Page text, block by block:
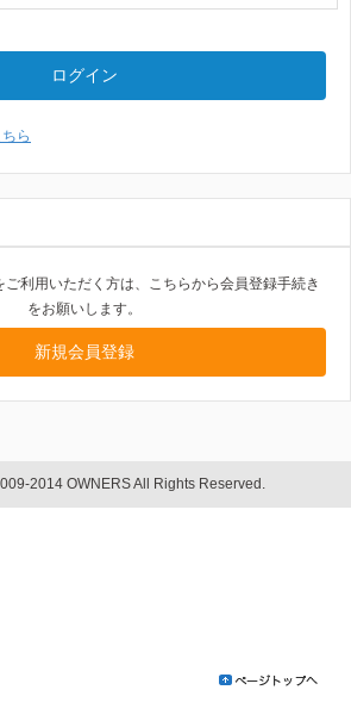
ログイン
ら
利用いただく方は、こちらから会員登録手続き
をお願いします。
新規会員登録
2014 OWNERS All Rights Reserved.